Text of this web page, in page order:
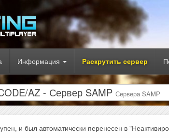
Информация Раскрутить сервер
AZ - Сервер SAMP Сервера SAMP
и был автоматически перенесен в